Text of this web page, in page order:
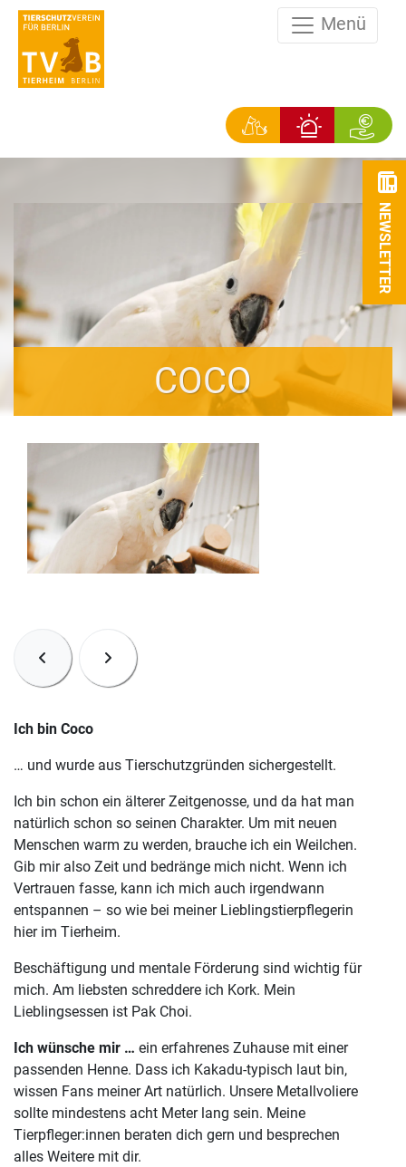
Menü
NEWSLETTER
COCO
Ich bin Coco
… und wurde aus Tierschutzgründen sichergestellt.
Ich bin schon ein älterer Zeitgenosse, und da hat man
natürlich schon so seinen Charakter. Um mit neuen
Menschen warm zu werden, brauche ich ein Weilchen.
Gib mir also Zeit und bedränge mich nicht. Wenn ich
Vertrauen fasse, kann ich mich auch irgendwann
entspannen – so wie bei meiner Lieblingstierpflegerin
hier im Tierheim.
Beschäftigung und mentale Förderung sind wichtig für
mich. Am liebsten schreddere ich Kork. Mein
Lieblingsessen ist Pak Choi.
Ich wünsche mir … ein erfahrenes Zuhause mit einer
passenden Henne. Dass ich Kakadu-typisch laut bin,
wissen Fans meiner Art natürlich. Unsere Metallvoliere
sollte mindestens acht Meter lang sein. Meine
Tierpfleger:innen beraten dich gern und besprechen
alles Weitere mit dir.